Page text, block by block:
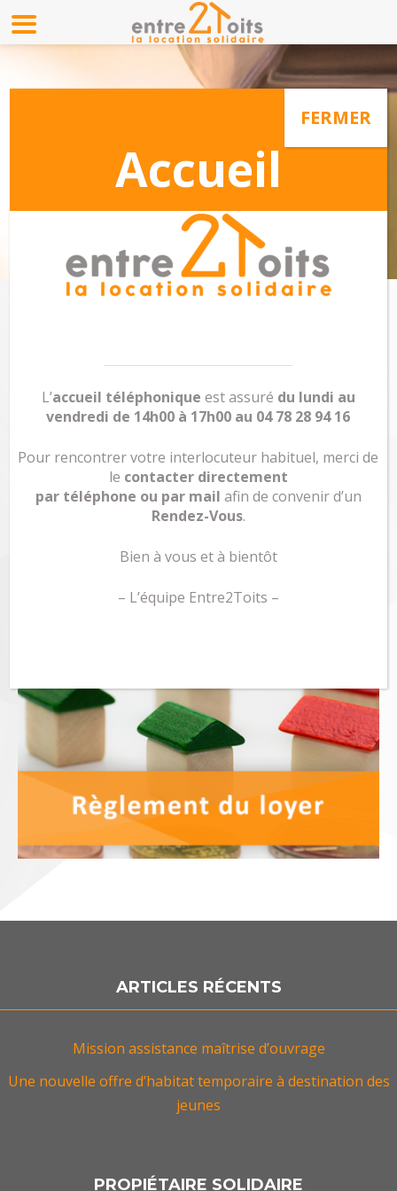
CONTACT &
RÈGLEMENT
ARTICLES RÉCENTS
Mission assistance maîtrise d’ouvrage
Une nouvelle offre d’habitat temporaire à destination des
jeunes
PROPIÉTAIRE SOLIDAIRE
L’accueil téléphonique est assuré du lundi au
vendredi de 14h00 à 17h00 au 04 78 28 94 16
Pour rencontrer votre interlocuteur habituel, merci de
le contacter directement
par téléphone ou par mail afin de convenir d’un
Rendez-Vous.
Bien à vous et à bientôt
– L’équipe Entre2Toits –